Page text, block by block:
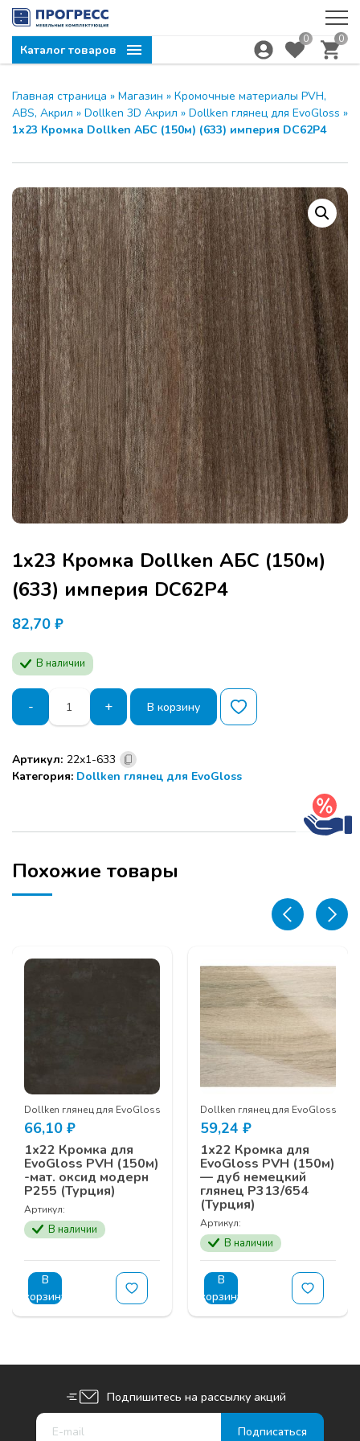
Каталог товаров
0 0
Главная страница » Магазин » Кромочные материалы PVH,
ABS, Акрил » Dollken 3D Акрил » Dollken глянец для EvoGloss »
1х23 Кромка Dollken АБС (150м) (633) империя DC62P4
1х23 Кромка Dollken АБС (150м)
(633) империя DC62P4
82,70 ₽
В наличии
-
Количество
товара
1х23
Dollken
АБС
империя
+ В корзину
Артикул: 22х1-633
Категория: Dollken глянец для EvoGloss
Похожие товары
Dollken глянец для EvoGloss
66,10 ₽
1х22 Кромка для
EvoGloss PVH (150м)
-мат. оксид модерн
Р255 (Турция)
Артикул:
В наличии
В
корзину
Dollken глянец для EvoGloss
59,24 ₽
1х22 Кромка для
EvoGloss PVH (150м)
— дуб немецкий
глянец Р313/654
(Турция)
Артикул:
В наличии
В
корзину
Подпишитесь на рассылку акций